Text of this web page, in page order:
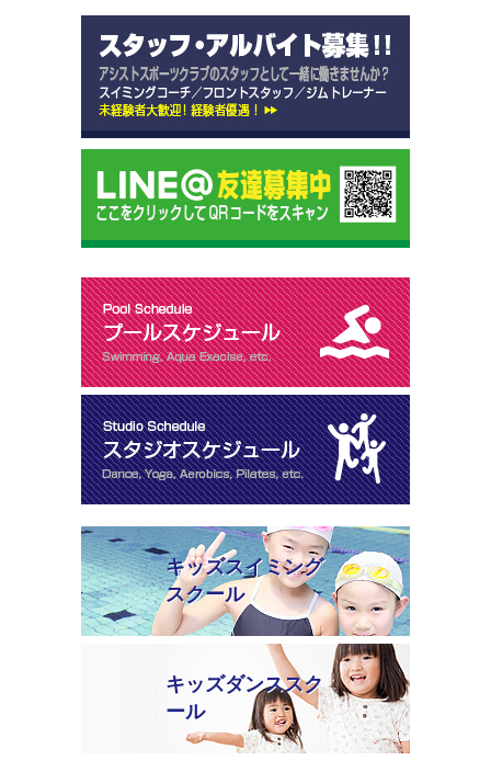
キッズスイミング
スクール
キッズダンススク
ール